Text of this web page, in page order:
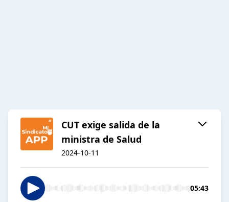
CUT exige salida de la
ministra de Salud
2024-10-11
05:43